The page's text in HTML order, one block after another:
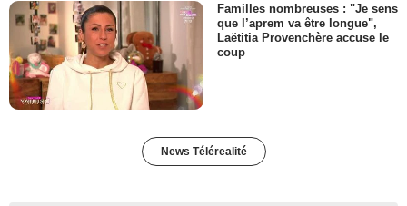
Familles nombreuses : "Je sens
que l’aprem va être longue",
Laëtitia Provenchère accuse le
coup
News Télérealité